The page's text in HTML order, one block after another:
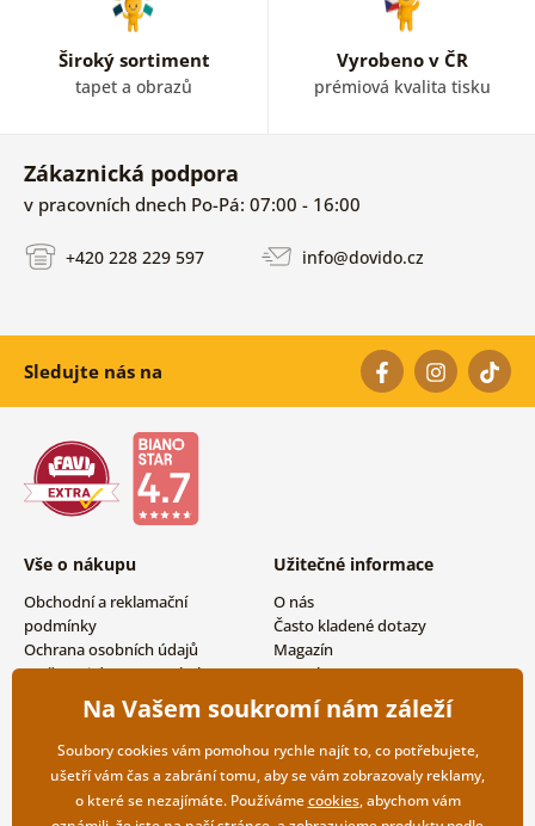
Široký sortiment
tapet a obrazů
Vyrobeno v ČR
prémiová kvalita tisku
Zákaznická podpora
v pracovních dnech Po-Pá: 07:00 - 16:00
+420 228 229 597 info@dovido.cz
Sledujte nás na
Vše o nákupu
Obchodní a reklamační
podmínky
Ochrana osobních údajů
Možnosti dopravy a platby
Vrácení zboží
Užitečné informace
O nás
Často kladené dotazy
Magazín
Kontakty
Velkoobchodní spolupráce
Na Vašem soukromí nám záleží
Soubory cookies vám pomohou rychle najít to, co potřebujete,
ušetří vám čas a zabrání tomu, aby se vám zobrazovaly reklamy,
o které se nezajímáte. Používámecookies, abychom vám